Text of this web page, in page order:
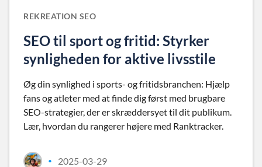
REKREATION SEO
SEO til sport og fritid: Styrker
synligheden for aktive livsstile
Øg din synlighed i sports- og fritidsbranchen: Hjælp
fans og atleter med at finde dig først med brugbare
SEO-strategier, der er skræddersyet til dit publikum.
Lær, hvordan du rangerer højere med Ranktracker.
• 2025-03-29